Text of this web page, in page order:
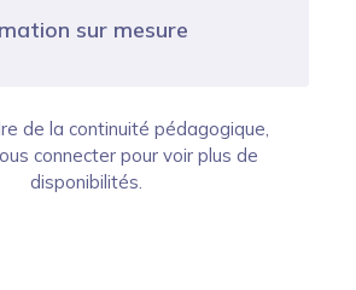
sur mesure
de la continuité pédagogique,
connecter pour voir plus de
disponibilités.